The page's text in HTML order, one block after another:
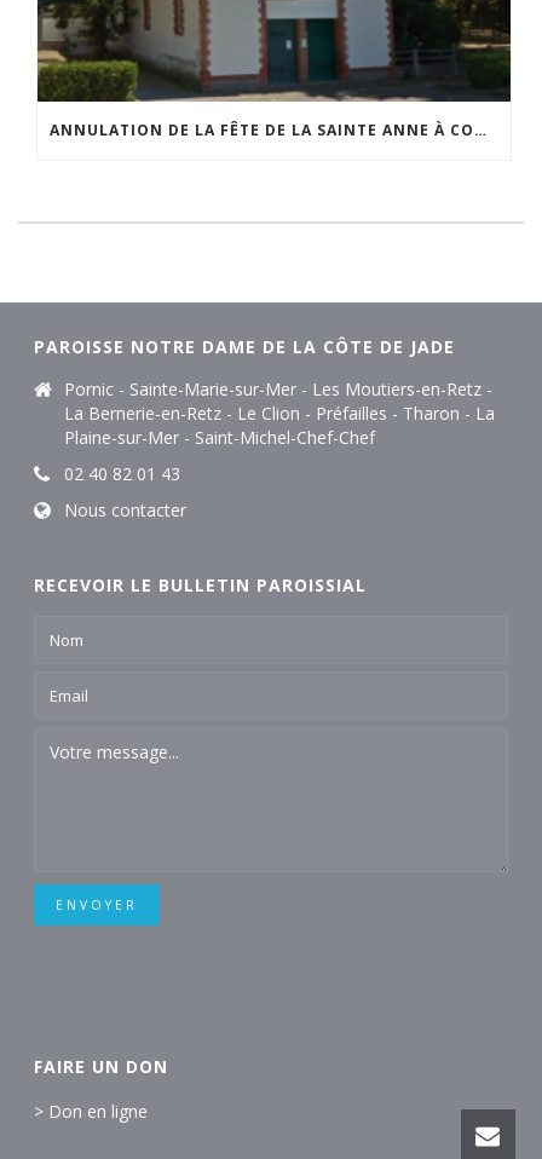
ANNULATION DE LA FÊTE DE LA SAINTE ANNE À COMBERGE
PAROISSE NOTRE DAME DE LA CÔTE DE JADE
Pornic - Sainte-Marie-sur-Mer - Les Moutiers-en-Retz -
La Bernerie-en-Retz - Le Clion - Préfailles - Tharon - La
Plaine-sur-Mer - Saint-Michel-Chef-Chef
02 40 82 01 43
Nous contacter
RECEVOIR LE BULLETIN PAROISSIAL
ENVOYER
FAIRE UN DON
> Don en ligne